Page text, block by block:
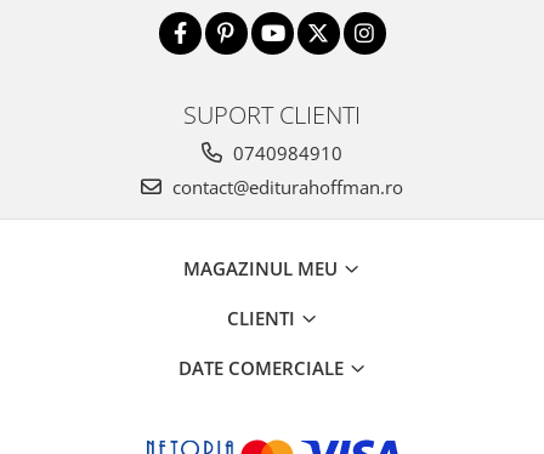
SUPORT CLIENTI
0740984910
contact@editurahoffman.ro
MAGAZINUL MEU
CLIENTI
DATE COMERCIALE